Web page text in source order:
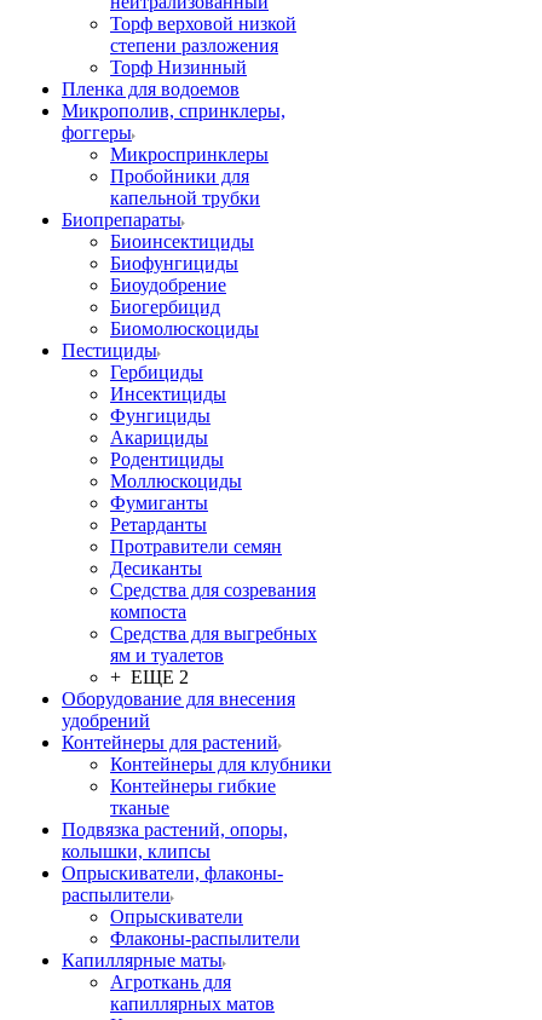
Торф верховой низкой
степени разложения
Торф Низинный
Пленка для водоемов
Микрополив, спринклеры,
фоггеры
Микроспринклеры
Пробойники для
капельной трубки
Биопрепараты
Биоинсектициды
Биофунгициды
Биоудобрение
Биогербицид
Биомолюскоциды
Пестициды
Гербициды
Инсектициды
Фунгициды
Акарициды
Родентициды
Моллюскоциды
Фумиганты
Ретарданты
Протравители семян
Десиканты
Средства для созревания
компоста
Средства для выгребных
ям и туалетов
+ ЕЩЕ 2
Оборудование для внесения
удобрений
Контейнеры для растений
Контейнеры для клубники
Контейнеры гибкие
тканые
Подвязка растений, опоры,
колышки, клипсы
Опрыскиватели, флаконы-
распылители
Опрыскиватели
Флаконы-распылители
Капиллярные маты
Агроткань для
капиллярных матов